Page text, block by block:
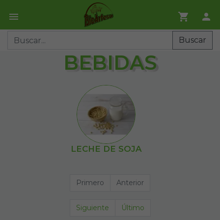
Buscar
BEBIDAS
LECHE DE SOJA
Primero Anterior
Siguiente Último